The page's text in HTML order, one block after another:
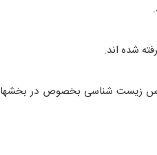
درس زیست شناسی بخصوص در